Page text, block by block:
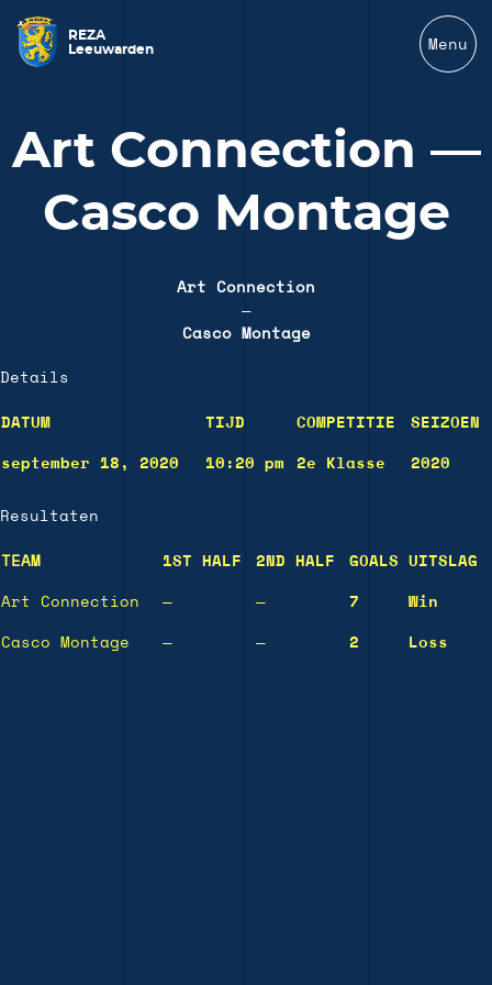
REZA
Leeuwarden
Menu
Art Connection —
Casco Montage
Art Connection
—
Casco Montage
Details
DATUM TIJD COMPETITIE SEIZOEN
september 18, 2020 10:20 pm 2e Klasse 2020
Resultaten
TEAM 1ST HALF 2ND HALF GOALS UITSLAG
Art Connection — — 7 Win
Casco Montage — — 2 Loss